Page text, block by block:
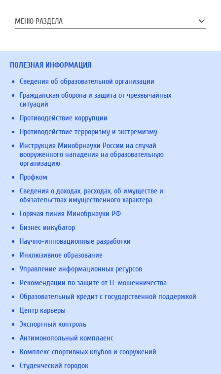
МЕНЮ РАЗДЕЛА
ПОЛЕЗНАЯ ИНФОРМАЦИЯ
Сведения об образовательной организации
Гражданская оборона и защита от чрезвычайных
ситуаций
Противодействие коррупции
Противодействие терроризму и экстремизму
Инструкция Минобрнауки России на случай
вооруженного нападения на образовательную
организацию
Профком
Сведения о доходах, расходах, об имуществе и
обязательствах имущественного характера
Горячая линия Минобрнауки РФ
Бизнес инкубатор
Научно-инновационные разработки
Инклюзивное образование
Управление информационных ресурсов
Рекомендации по защите от IT-мошенничества
Образовательный кредит с государственной поддержкой
Центр карьеры
Экспортный контроль
Антимонопольный комплаенс
Комплекс спортивных клубов и сооружений
Студенческий городок